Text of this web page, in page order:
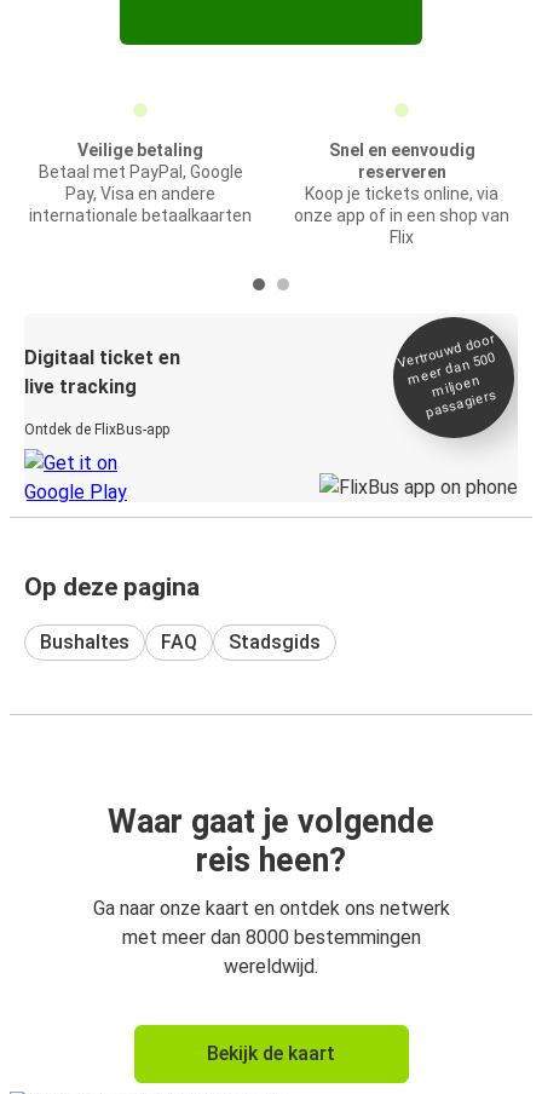
Veilige betaling
Betaal met PayPal, Google
Pay, Visa en andere
internationale betaalkaarten
Snel en eenvoudig
reserveren
Koop je tickets online, via
onze app of in een shop van
Flix
Digitaal ticket en
live tracking
Ontdek de FlixBus-app
Vertrou
wd door
meer dan 500
miljoen
passagiers
Op deze pagina
Bushaltes FAQ Stadsgids
Waar gaat je volgende
reis heen?
Ga naar onze kaart en ontdek ons netwerk
met meer dan 8000 bestemmingen
wereldwijd.
Bekijk de kaart